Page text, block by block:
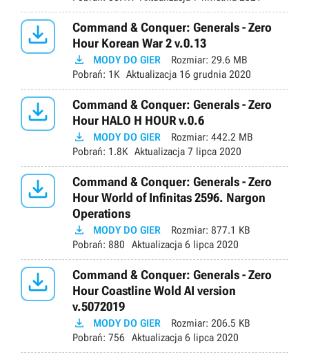

Command & Conquer: Generals - Zero
Hour Korean War 2 v.0.13
 MODY DO GIER Rozmiar: 29.6 MB
Pobrań: 1K Aktualizacja 16 grudnia 2020

Command & Conquer: Generals - Zero
Hour HALO H HOUR v.0.6
 MODY DO GIER Rozmiar: 442.2 MB
Pobrań: 1.8K Aktualizacja 7 lipca 2020

Command & Conquer: Generals - Zero
Hour World of Infinitas 2596. Nargon
Operations
 MODY DO GIER Rozmiar: 877.1 KB
Pobrań: 880 Aktualizacja 6 lipca 2020

Command & Conquer: Generals - Zero
Hour Coastline Wold AI version
v.5072019
 MODY DO GIER Rozmiar: 206.5 KB
Pobrań: 756 Aktualizacja 6 lipca 2020